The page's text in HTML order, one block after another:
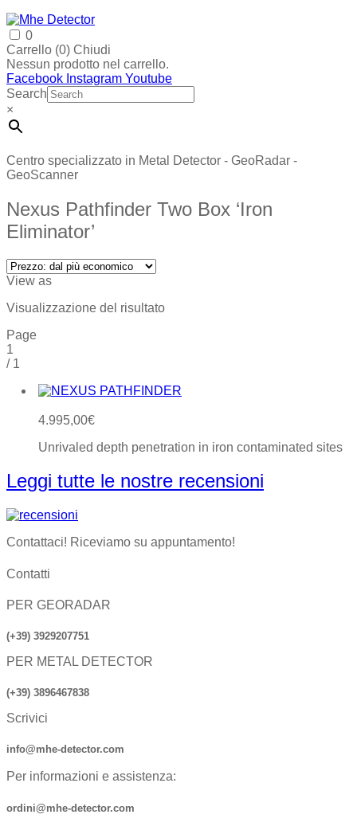
0
Carrello (0) Chiudi
Nessun prodotto nel carrello.
Facebook Instagram Youtube
Search
×
Centro specializzato in Metal Detector - GeoRadar -
GeoScanner
Nexus Pathfinder Two Box ‘Iron
Eliminator’
View as
Visualizzazione del risultato
Page
1
/ 1
4.995,00€
Unrivaled depth penetration in iron contaminated sites
Leggi tutte le nostre recensioni
Contattaci! Riceviamo su appuntamento!
Contatti
PER GEORADAR
(+39) 3929207751
PER METAL DETECTOR
(+39) 3896467838
Scrivici
info@mhe-detector.com
Per informazioni e assistenza:
ordini@mhe-detector.com